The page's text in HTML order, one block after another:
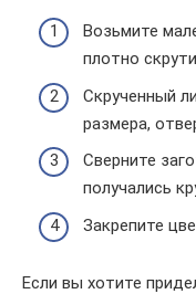
Возьмите
плотно
Скрученный
размера,
Сверните
получались
Закрепите
Если вы хотите